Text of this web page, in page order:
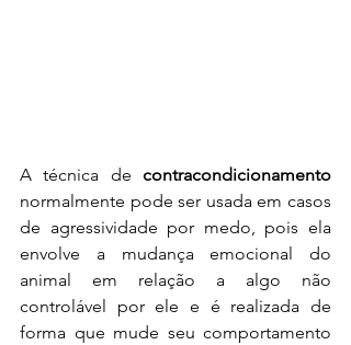
A técnica de
normalmente pode ser usada em casos
de agressividade por medo, pois ela
envolve a mudança emocional do
animal em relação a algo não
controlável por ele e é realizada de
forma que mude seu comportamento